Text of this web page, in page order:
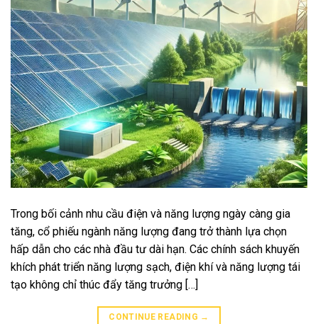
Trong bối cảnh nhu cầu điện và năng lượng ngày càng gia
tăng, cổ phiếu ngành năng lượng đang trở thành lựa chọn
hấp dẫn cho các nhà đầu tư dài hạn. Các chính sách khuyến
khích phát triển năng lượng sạch, điện khí và năng lượng tái
tạo không chỉ thúc đẩy tăng trưởng […]
CONTINUE READING →